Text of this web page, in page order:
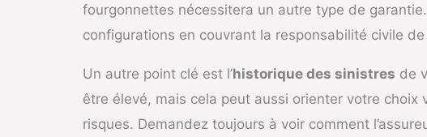
fourgonnettes nécessitera un autre type de
configurations en couvrant la responsabilité civile
Un autre point clé est l’historique des sinistres de
être élevé, mais cela peut aussi orienter votre
risques. Demandez toujours à voir comment